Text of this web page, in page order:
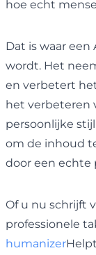
hoe echt
Dat is waar een
wordt. Het
en verbetert
het verbeteren
persoonlijke
om de inhoud
door een echte
Of u nu schrijft
professionele
humanizer